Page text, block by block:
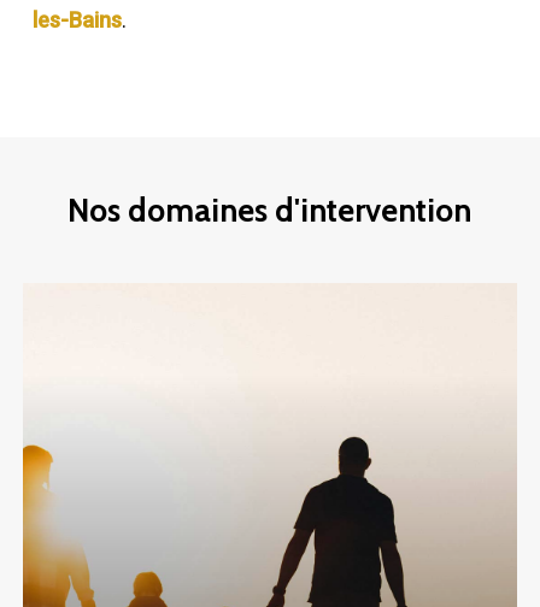
les-Bains.
Nos domaines d'intervention